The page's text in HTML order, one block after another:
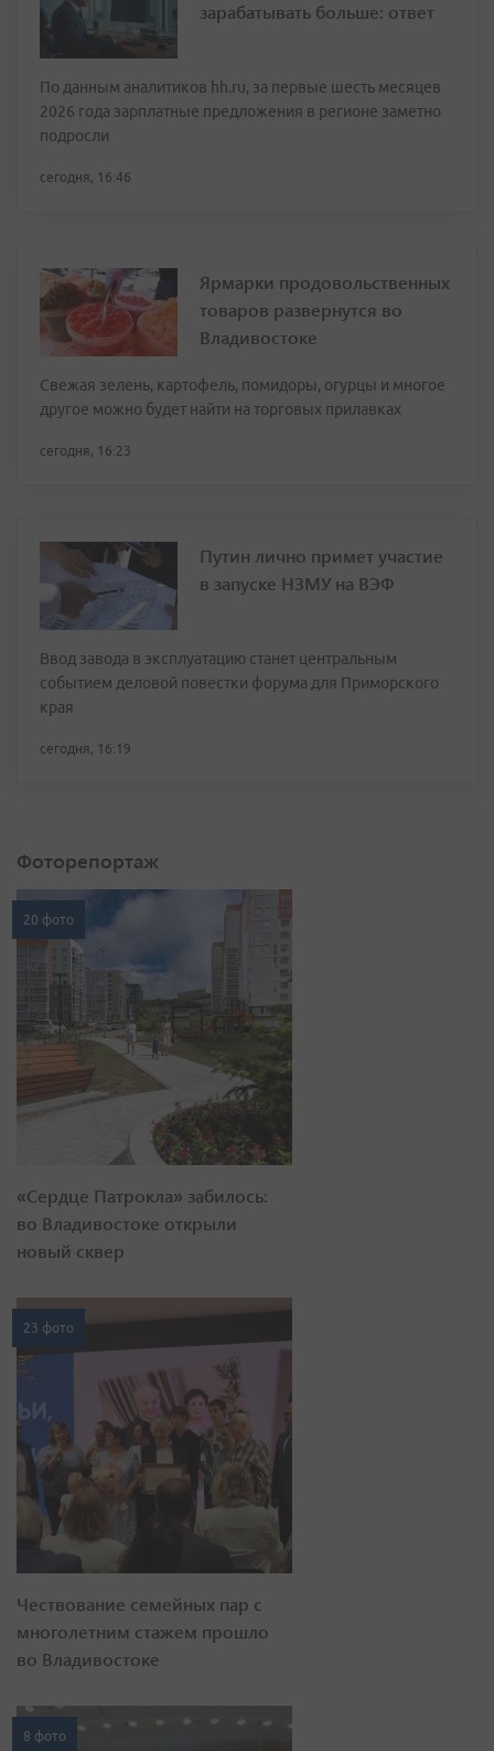
зарабатывать больше: ответ
По данным аналитиков hh.ru, за первые шесть месяцев
2026 года зарплатные предложения в регионе заметно
подросли
сегодня, 16:46
Ярмарки продовольственных
товаров развернутся во
Владивостоке
Свежая зелень, картофель, помидоры, огурцы и многое
другое можно будет найти на торговых прилавках
сегодня, 16:23
Путин лично примет участие
в запуске НЗМУ на ВЭФ
Ввод завода в эксплуатацию станет центральным
событием деловой повестки форума для Приморского
края
сегодня, 16:19
Фоторепортаж
20 фото
«Сердце Патрокла» забилось:
во Владивостоке открыли
новый сквер
23 фото
Чествование семейных пар с
многолетним стажем прошло
во Владивостоке
8 фото